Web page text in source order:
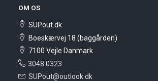
OM OS
SUPout.dk
Boeskærvej 18 (baggården)
7100 Vejle Danmark
3048 0323
SUPout@outlook.dk